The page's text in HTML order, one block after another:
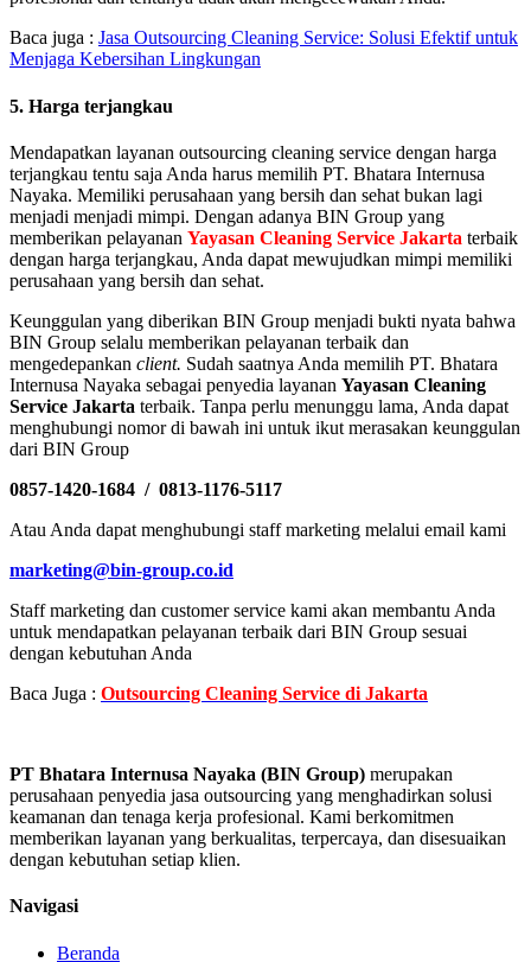
Baca juga : Jasa Outsourcing Cleaning Service: Solusi Efektif untuk
Menjaga Kebersihan Lingkungan
5. Harga terjangkau
Mendapatkan layanan outsourcing cleaning service dengan harga
terjangkau tentu saja Anda harus memilih PT. Bhatara Internusa
Nayaka. Memiliki perusahaan yang bersih dan sehat bukan lagi
menjadi menjadi mimpi. Dengan adanya BIN Group yang
memberikan pelayanan Yayasan Cleaning Service Jakarta terbaik
dengan harga terjangkau, Anda dapat mewujudkan mimpi memiliki
perusahaan yang bersih dan sehat.
Keunggulan yang diberikan BIN Group menjadi bukti nyata bahwa
BIN Group selalu memberikan pelayanan terbaik dan
mengedepankan client. Sudah saatnya Anda memilih PT. Bhatara
Internusa Nayaka sebagai penyedia layanan Yayasan Cleaning
Service Jakarta terbaik. Tanpa perlu menunggu lama, Anda dapat
menghubungi nomor di bawah ini untuk ikut merasakan keunggulan
dari BIN Group
0857-1420-1684 / 0813-1176-5117
Atau Anda dapat menghubungi staff marketing melalui email kami
marketing@bin-group.co.id
Staff marketing dan customer service kami akan membantu Anda
untuk mendapatkan pelayanan terbaik dari BIN Group sesuai
dengan kebutuhan Anda
Baca Juga : Outsourcing Cleaning Service di Jakarta
PT Bhatara Internusa Nayaka (BIN Group) merupakan
perusahaan penyedia jasa outsourcing yang menghadirkan solusi
keamanan dan tenaga kerja profesional. Kami berkomitmen
memberikan layanan yang berkualitas, terpercaya, dan disesuaikan
dengan kebutuhan setiap klien.
Navigasi
Beranda